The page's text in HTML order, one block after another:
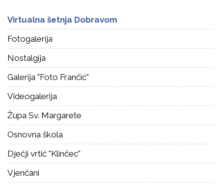
Virtualna šetnja Dobravom
Fotogalerija
Nostalgija
Galerija "Foto Frančić"
Videogalerija
Župa Sv. Margarete
Osnovna škola
Dječji vrtić "Klinčec"
Vjenčani